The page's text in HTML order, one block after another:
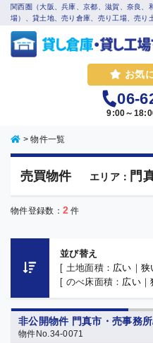
関西圏（大阪、兵庫、京都、滋賀、奈良、
場）、貸土地、売り倉庫、売り工場、売り
お気
06-
9:00～
>物件一覧
売買物件 エリア： 門
物件登録数： 2 件
並び替え
[ 土地面積： 広い ｜狭
[ のべ床面積： 広い ｜
非公開物件 門真市・売事務
物件No.34-0071